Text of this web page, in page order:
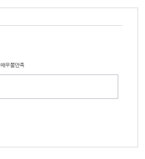
매우불만족